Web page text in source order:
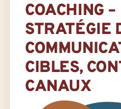
COACHING
STRATÉGIE
CIBLES,
CANAUX